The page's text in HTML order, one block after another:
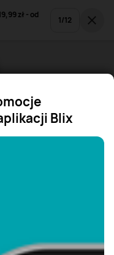
zł - od
1/12
Blix